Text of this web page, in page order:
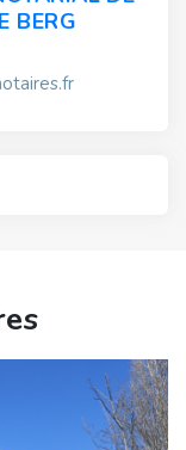
BERG